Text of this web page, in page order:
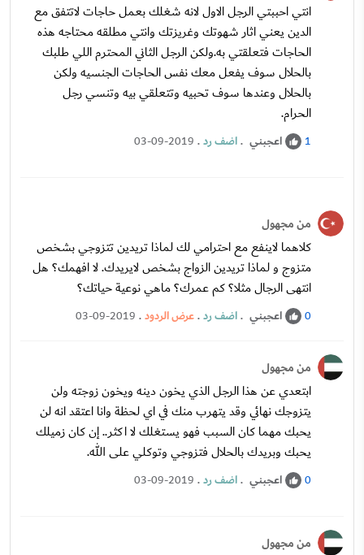
انتي احببتي الرجل الاول لانه شغلك بعمل حاجات لاتتفق مع
الدين يعني اثار شهوتك وغريزتك وانتي مطلقه محتاجه هذه
الحاجات فتعلقتي به.ولكن الرجل الثاني المحترم اللي طلبك
بالحلال سوف يفعل معك نفس الحاجات الجنسيه ولكن
بالحلال وعندها سوف تحبيه وتتعلقي بيه وتنسي رجل
الحرام.
1 اعجبني .اضف رد.
03-09-2019
من مجهول
كلاهما لاينفع مع احترامي لك لماذا تريدين تتزوجي بشخص
متزوج و لماذا تريدين الزواج بشخص لايريدك. لا افهمك؟ هل
انتهى الرجال مثلا؟ كم عمرك؟ ماهي نوعية حياتك؟
0 اعجبني .اضف رد.عرض الردود.
03-09-2019
من مجهول
ابتعدي عن هذا الرجل الذي يخون دينه ويخون زوجته ولن
يتزوجك نهائي وقد يتهرب منك في اي لحظة وانا اعتقد انه لن
يحبك مهما كان السبب فهو يستغلك لا اكثر.. إن كان زميلك
يحبك وبريدك بالحلال فتزوجي وتوكلي على الله.
0 اعجبني .اضف رد.
03-09-2019
من مجهول